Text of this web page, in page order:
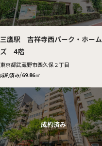
三鷹駅 吉祥寺西パーク・ホーム
ズ 4階
東京都武蔵野市西久保２丁目
成約済み/69.86㎡